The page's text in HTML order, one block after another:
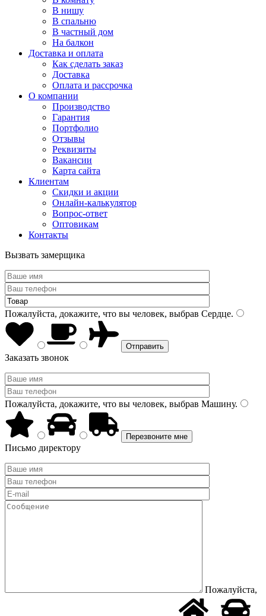
В нишу
В спальню
В частный дом
На балкон
Доставка и оплата
Как сделать заказ
Доставка
Оплата и рассрочка
О компании
Производство
Гарантия
Портфолио
Отзывы
Реквизиты
Вакансии
Карта сайта
Клиентам
Скидки и акции
Онлайн-калькулятор
Вопрос-ответ
Оптовикам
Контакты
Вызвать замерщика
Пожалуйста, докажите, что вы человек, выбрав Сердце.
Заказать звонок
Пожалуйста, докажите, что вы человек, выбрав Машину.
Письмо директору
Пожалуйста,